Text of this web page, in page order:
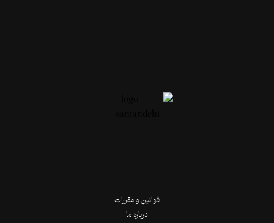
قوانین و مقررات
درباره ما